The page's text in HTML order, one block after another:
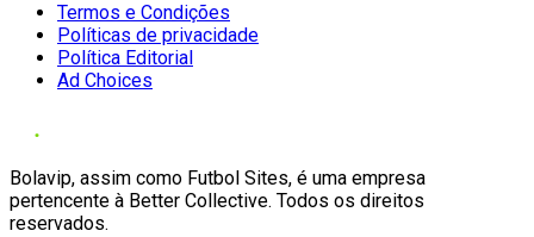
Termos e Condições
Políticas de privacidade
Política Editorial
Ad Choices
Bolavip, assim como Futbol Sites, é uma empresa
pertencente à Better Collective. Todos os direitos
reservados.